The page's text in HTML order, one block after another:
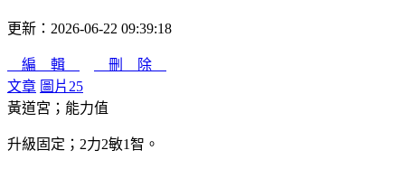
更新：2026-06-22 09:39:18
編 輯
刪 除
文章 圖片 25
黃道宮；能力值
升級固定；2力2敏1智。